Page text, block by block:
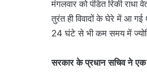
मंगलवार को पंडित रिकी
तुरंत ही विवादों के घेरे में आ
24 घंटे से भी कम समय में
सरकार के प्रधान सचिव ने एक